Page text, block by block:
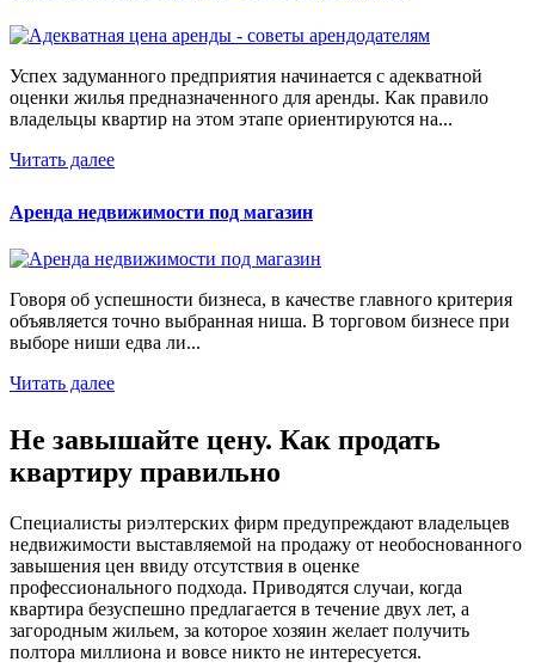
Успех задуманного предприятия начинается с адекватной
оценки жилья предназначенного для аренды. Как правило
владельцы квартир на этом этапе ориентируются на...
Читать далее
Аренда недвижимости под магазин
Говоря об успешности бизнеса, в качестве главного критерия
объявляется точно выбранная ниша. В торговом бизнесе при
выборе ниши едва ли...
Читать далее
Не завышайте цену. Как продать
квартиру правильно
Специалисты риэлтерских фирм предупреждают владельцев
недвижимости выставляемой на продажу от необоснованного
завышения цен ввиду отсутствия в оценке
профессионального подхода. Приводятся случаи, когда
квартира безуспешно предлагается в течение двух лет, а
загородным жильем, за которое хозяин желает получить
полтора миллиона и вовсе никто не интересуется.